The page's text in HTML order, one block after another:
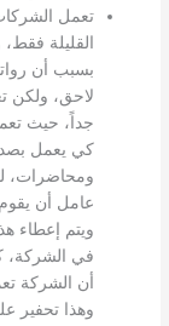
تعمل
القليلة
بسبب أن
لاحق، ولكن
جداً، حيث
كي يعمل
ومحاضرات،
عامل أن
ويتم إعطاء
في الشركة،
أن الشركة
وهذا تحفير